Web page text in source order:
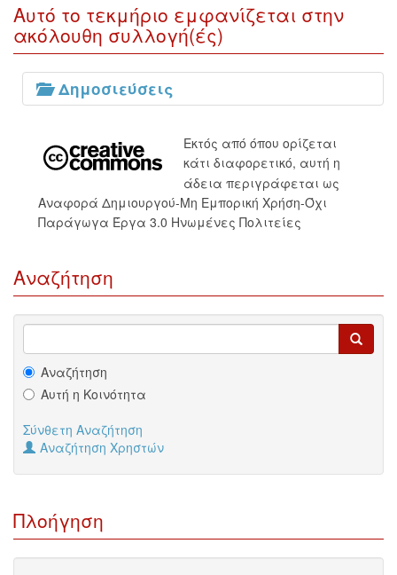
Αυτό το τεκμήριο εμφανίζεται στην
ακόλουθη συλλογή(ές)
Δημοσιεύσεις
Εκτός από όπου ορίζεται
κάτι διαφορετικό, αυτή η
άδεια περιγράφεται ως
Αναφορά Δημιουργού-Μη Εμπορική Χρήση-Όχι
Παράγωγα Έργα 3.0 Ηνωμένες Πολιτείες
Αναζήτηση
Αναζήτηση
Αυτή η Κοινότητα
Σύνθετη Αναζήτηση
Αναζήτηση Χρηστών
Πλοήγηση